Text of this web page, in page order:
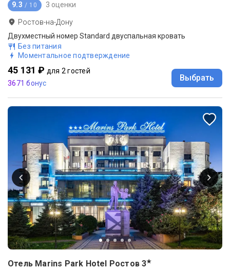
9.3 / 10 3 оценки
Ростов-на-Дону
Двухместный номер Standard двуспальная кровать
Без питания
Моментальное подтверждение
45 131 ₽ для 2 гостей
3671 бонус
Выбрать
Отель Marins Park Hotel Ростов 3★